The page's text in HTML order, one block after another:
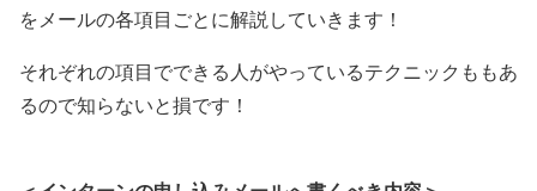
をメールの各項目ごとに解説していきます！
それぞれの項目でできる人がやっているテクニックももあ
るので知らないと損です！